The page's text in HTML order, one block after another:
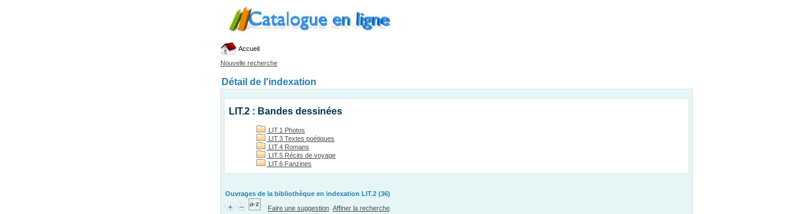
Accueil
Nouvelle recherche
Détail de l'indexation
LIT.2 : Bandes dessinées
LIT.1 Photos
LIT.3 Textes poétiques
LIT.4 Romans
LIT.5 Récits de voyage
LIT.6 Fanzines
Ouvrages de la bibliothèque en indexation LIT.2 (36)
Faire une suggestion Affiner la recherche